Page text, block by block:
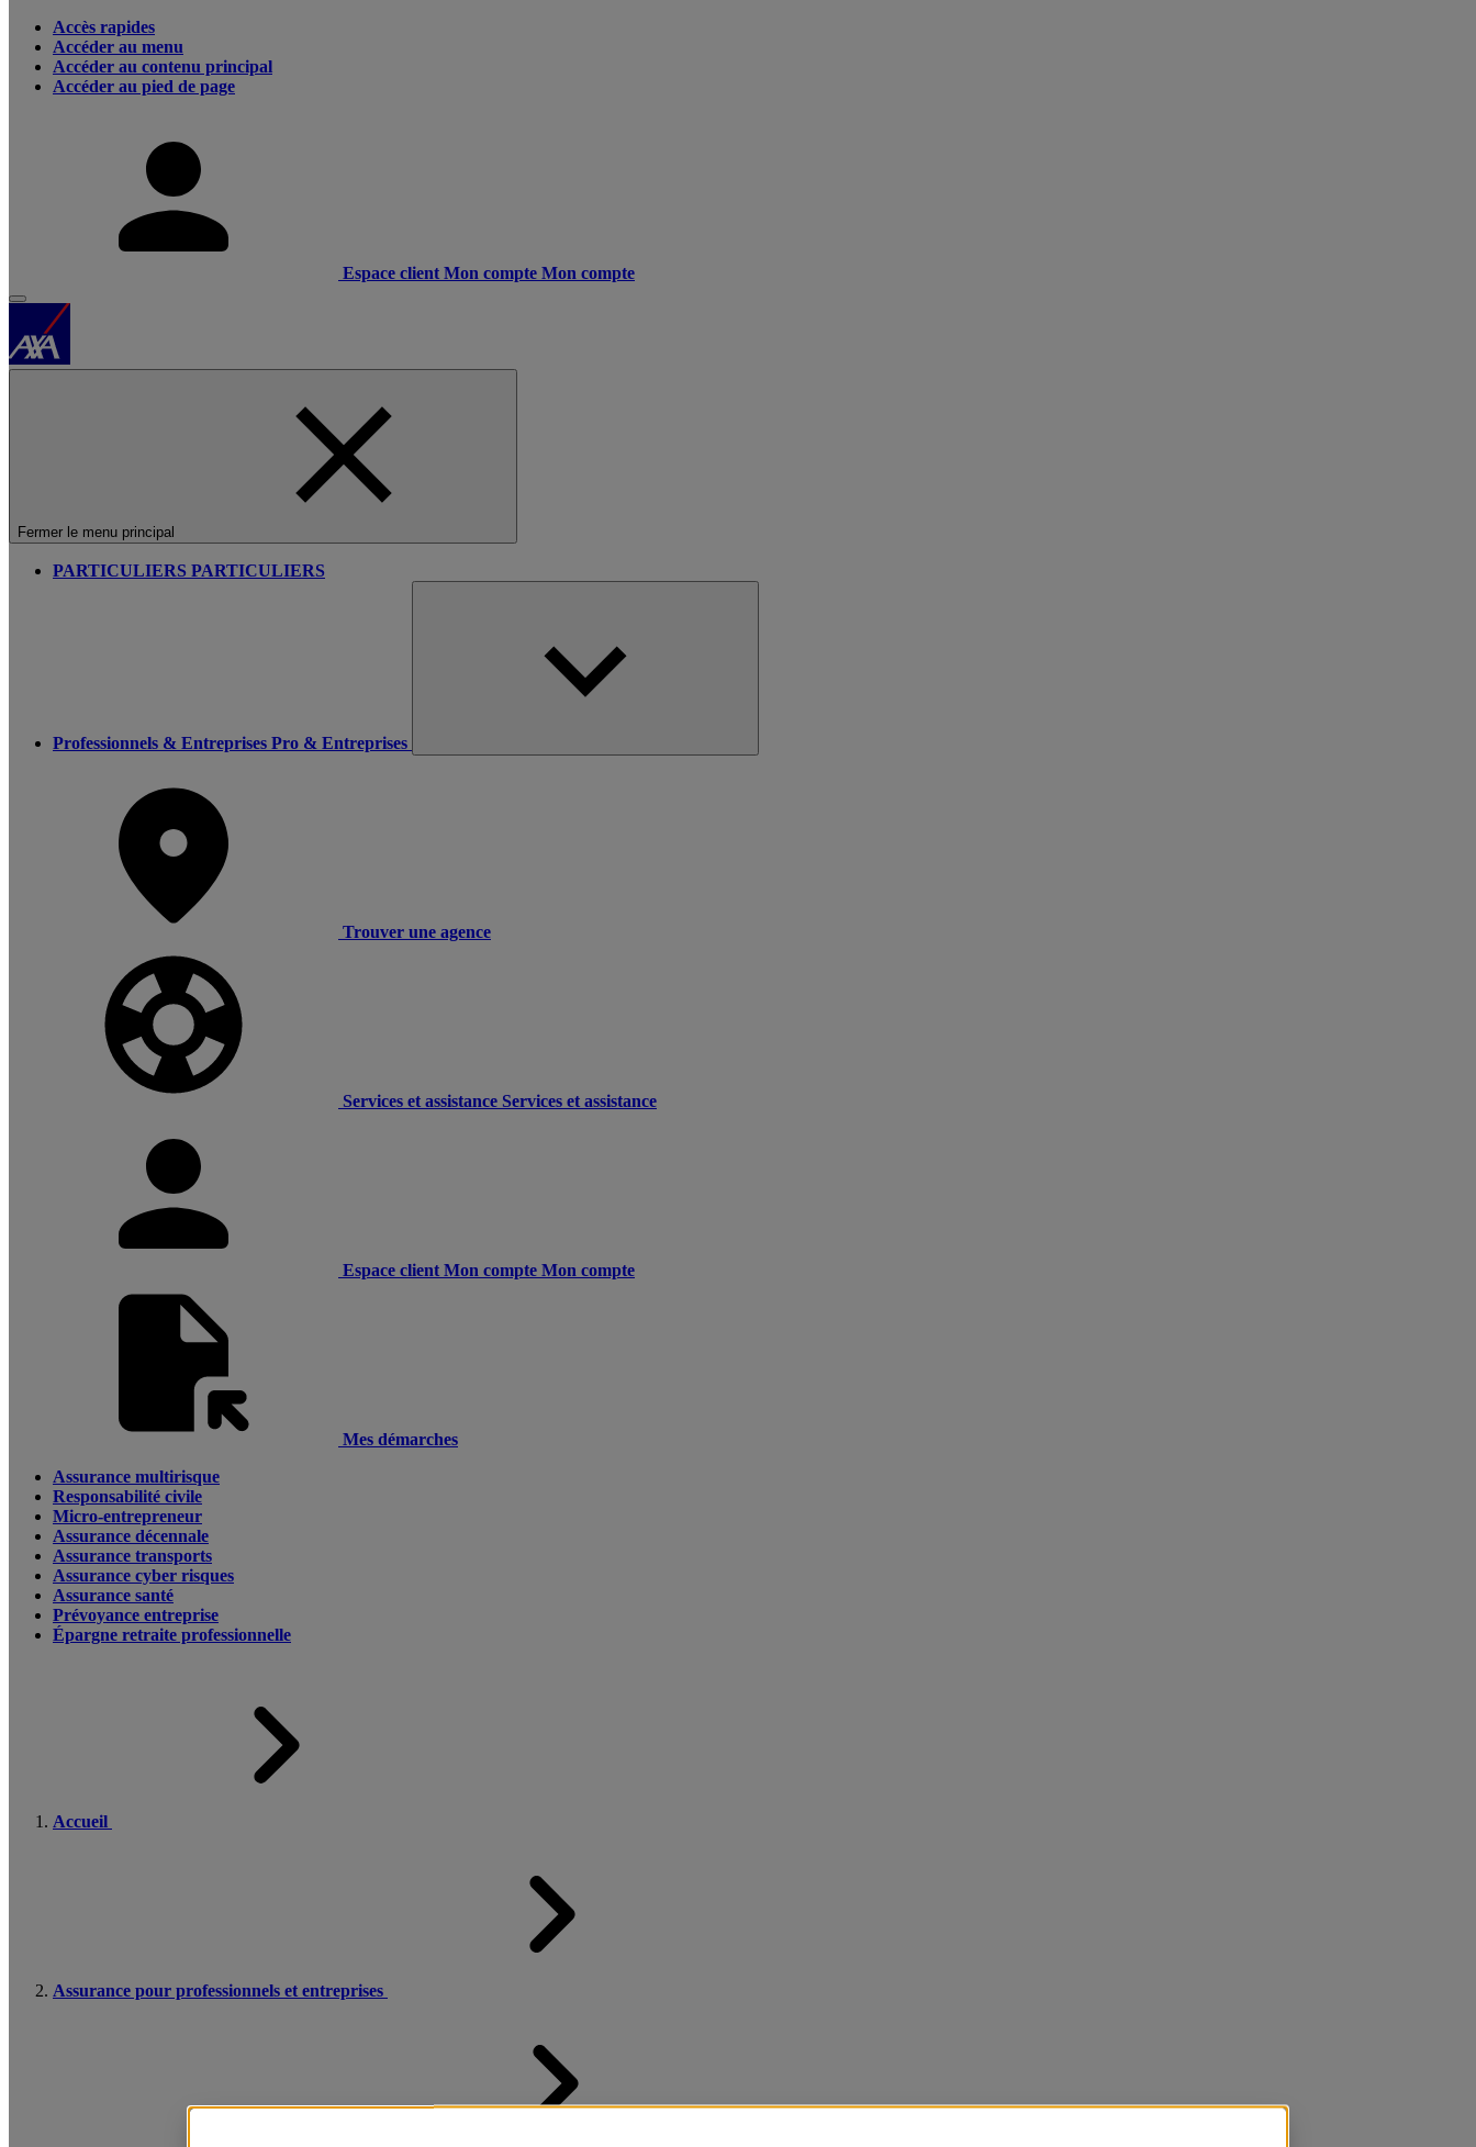
Accès rapides
Accéder au menu
Accéder au contenu principal
Accéder au pied de page
Espace client Mon compte Mon compte
Fermer le menu principal
PARTICULIERS PARTICULIERS
Professionnels & Entreprises Pro & Entreprises
Trouver une agence
Services et assistance Services et assistance
Espace client Mon compte Mon compte
Mes démarches
Assurance multirisque
Responsabilité civile
Micro-entrepreneur
Assurance décennale
Assurance transports
Assurance cyber risques
Assurance santé
Prévoyance entreprise
Épargne retraite professionnelle
Accueil
Assurance pour professionnels et entreprises